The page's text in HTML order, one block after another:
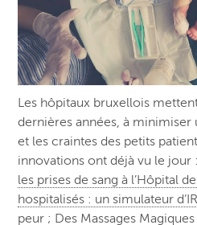
Les hôpitaux bruxellois
dernières années, à
et les craintes des petits
innovations ont déjà vu le jour :
les prises de sang à l’Hôpital
hospitalisés : un simulateur
peur ; Des Massages